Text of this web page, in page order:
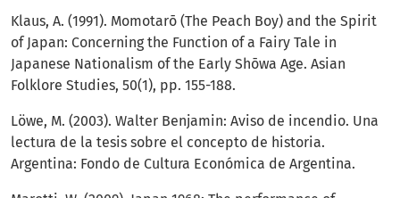
Klaus, A. (1991). Momotarō (The Peach Boy) and the Spirit
of Japan: Concerning the Function of a Fairy Tale in
Japanese Nationalism of the Early Shōwa Age. Asian
Folklore Studies, 50(1), pp. 155-188.
Löwe, M. (2003). Walter Benjamin: Aviso de incendio. Una
lectura de la tesis sobre el concepto de historia.
Argentina: Fondo de Cultura Económica de Argentina.